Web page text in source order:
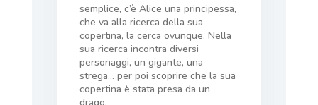
semplice, c’è Alice una principessa,
che va alla ricerca della sua
copertina, la cerca ovunque. Nella
sua ricerca incontra diversi
personaggi, un gigante, una
strega… per poi scoprire che la sua
copertina è stata presa da un